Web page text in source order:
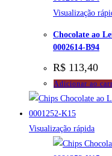
Visualização
Chocolate ao
0002614-B94
R$ 113,40
Adicionar ao
Visualização rápida